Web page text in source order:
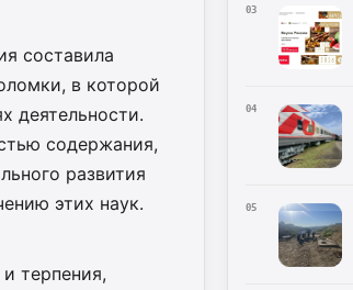
составила
в которой
деятельности.
содержания,
развития
этих наук.
терпения,
03
04
05